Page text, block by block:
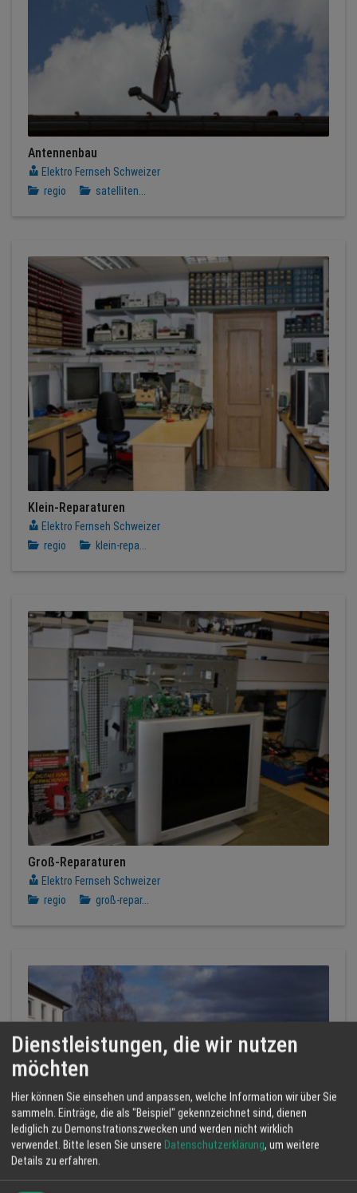
Antennenbau
Elektro Fernseh Schweizer
regio
satelliten...
Klein-Reparaturen
Elektro Fernseh Schweizer
regio
klein-repa...
Groß-Reparaturen
Elektro Fernseh Schweizer
regio
groß-repar...
Dienstleistungen, die wir nutzen
möchten
Hier können Sie einsehen und anpassen, welche Information wir über Sie
sammeln. Einträge, die als "Beispiel" gekennzeichnet sind, dienen
lediglich zu Demonstrationszwecken und werden nicht wirklich
verwendet. Bitte lesen Sie unsere Datenschutzerklärung, um weitere
Details zu erfahren.